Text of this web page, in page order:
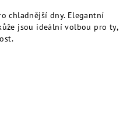
chladnější dny. Elegantní
jsou ideální volbou pro ty,